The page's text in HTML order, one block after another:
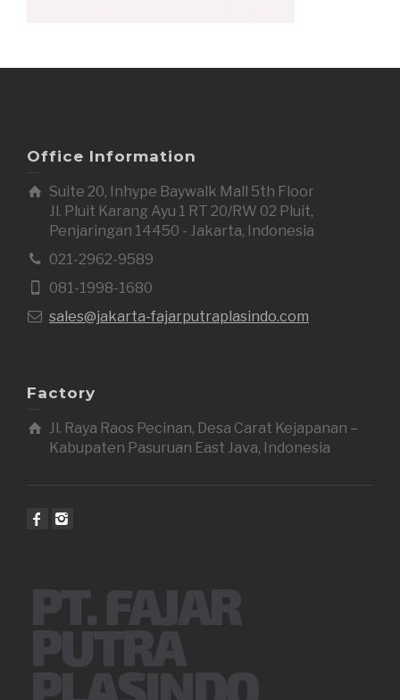
Office Information
Suite 20, Inhype Baywalk Mall 5th Floor
Jl. Pluit Karang Ayu 1 RT 20/RW 02 Pluit,
Penjaringan 14450 - Jakarta, Indonesia
021-2962-9589
081-1998-1680
sales@jakarta-fajarputraplasindo.com
Factory
Jl. Raya Raos Pecinan, Desa Carat Kejapanan –
Kabupaten Pasuruan East Java, Indonesia